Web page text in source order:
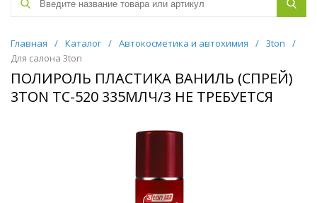
Главная / Каталог / Автокосметика и автохимия / 3ton
/
Для салона 3ton
ПОЛИРОЛЬ ПЛАСТИКА ВАНИЛЬ (СПРЕЙ)
3TON ТС-520 335МЛЧ/З НЕ ТРЕБУЕТСЯ